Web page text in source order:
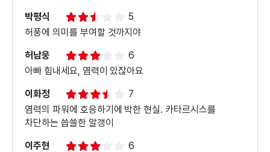
박평식
5
허풍에 의미를 부여할 것까지야
허남웅
6
아빠 힘내세요, 염력이 있잖아요
이화정
7
염력의 파워에 호응하기에 박한 현실. 카타르시스를
차단하는 씁쓸한 알갱이
이주현
6